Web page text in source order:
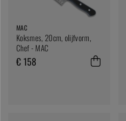
MAC
Koksmes, 20cm, olijfvorm,
Chef - MAC
€ 158